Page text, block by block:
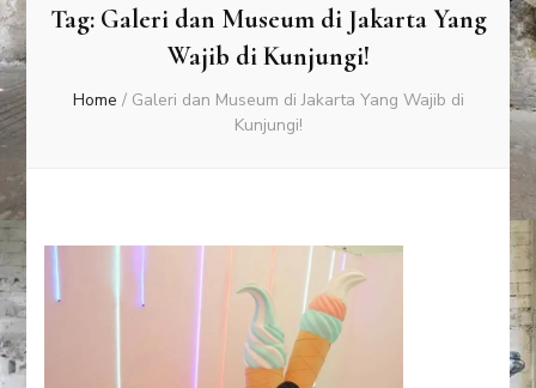
Tag: Galeri dan Museum di Jakarta Yang
Wajib di Kunjungi!
Home / Galeri dan Museum di Jakarta Yang Wajib di
Kunjungi!